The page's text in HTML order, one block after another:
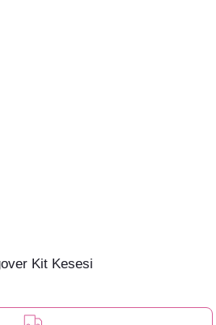
Kit Kesesi